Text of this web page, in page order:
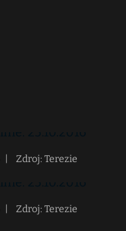
Zdroj: Terezie
Zdroj: Terezie